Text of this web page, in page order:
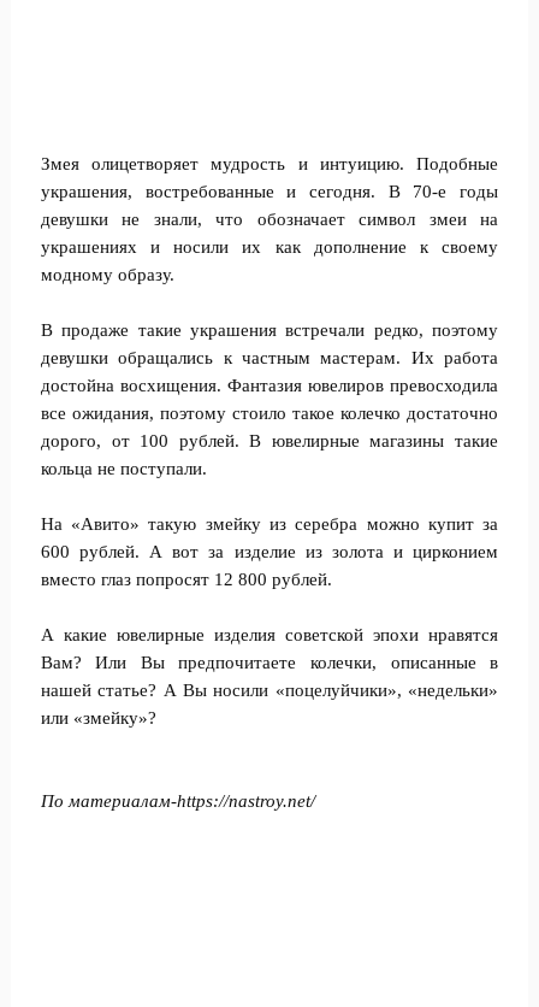
Змея олицетворяет мудрость и интуицию. Подобные
украшения, востребованные и сегодня. В 70-е годы
девушки не знали, что обозначает символ змеи на
украшениях и носили их как дополнение к своему
модному образу.
В продаже такие украшения встречали редко, поэтому
девушки обращались к частным мастерам. Их работа
достойна восхищения. Фантазия ювелиров превосходила
все ожидания, поэтому стоило такое колечко достаточно
дорого, от 100 рублей. В ювелирные магазины такие
кольца не поступали.
На «Авито» такую змейку из серебра можно купит за
600 рублей. А вот за изделие из золота и цирконием
вместо глаз попросят 12 800 рублей.
А какие ювелирные изделия советской эпохи нравятся
Вам? Или Вы предпочитаете колечки, описанные в
нашей статье? А Вы носили «поцелуйчики», «недельки»
или «змейку»?
По материалам-https://nastroy.net/